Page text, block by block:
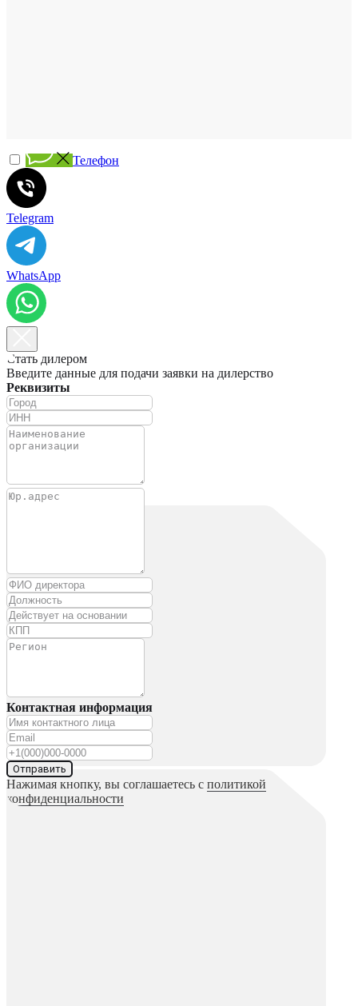
Телефон
Telegram
WhatsApp
Стать дилером
Введите данные для подачи заявки на дилерство
Реквизиты
Контактная информация
Отправить
Нажимая кнопку, вы соглашаетесь с политикой
конфиденциальности